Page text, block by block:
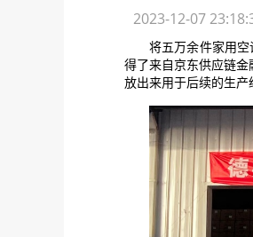
2023-12-07
将五万余件家用
得了来自京东供应链金
放出来用于后续的生